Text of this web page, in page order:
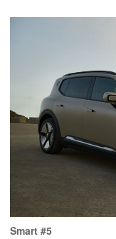
Smart #5